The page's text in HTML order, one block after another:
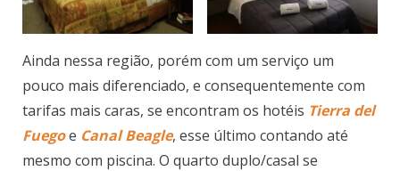
Ainda nessa região, porém com um serviço um
pouco mais diferenciado, e consequentemente com
tarifas mais caras, se encontram os hotéis Tierra del
Fuegoe Canal Beagle, esse último contando até
mesmo com piscina. O quarto duplo/casal se